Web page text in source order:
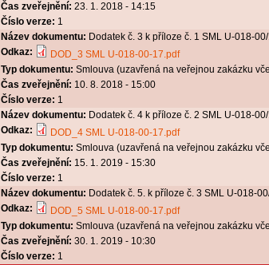
Čas zveřejnění: 23. 1. 2018 - 14:15
Číslo verze: 1
Název dokumentu: Dodatek č. 3 k příloze č. 1 SML U-018-
Odkaz:
DOD_3 SML U-018-00-17.pdf
Typ dokumentu: Smlouva (uzavřená na veřejnou zakázku
Čas zveřejnění: 10. 8. 2018 - 15:00
Číslo verze: 1
Název dokumentu: Dodatek č. 4 k příloze č. 2 SML U-018-
Odkaz:
DOD_4 SML U-018-00-17.pdf
Typ dokumentu: Smlouva (uzavřená na veřejnou zakázku
Čas zveřejnění: 15. 1. 2019 - 15:30
Číslo verze: 1
Název dokumentu: Dodatek č. 5. k příloze č. 3 SML U-018-
Odkaz:
DOD_5 SML U-018-00-17.pdf
Typ dokumentu: Smlouva (uzavřená na veřejnou zakázku
Čas zveřejnění: 30. 1. 2019 - 10:30
Číslo verze: 1